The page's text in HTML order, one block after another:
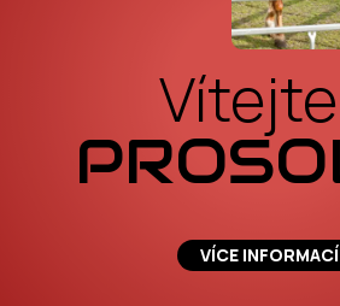
VÍCE INFORMACÍ